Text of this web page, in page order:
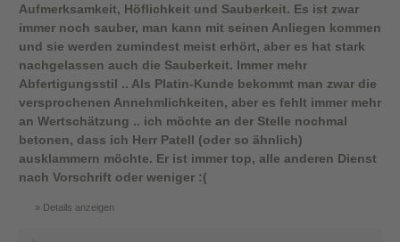
Aufmerksamkeit, Höflichkeit und Sauberkeit. Es ist zwar
immer noch sauber, man kann mit seinen Anliegen kommen
und sie werden zumindest meist erhört, aber es hat stark
nachgelassen auch die Sauberkeit. Immer mehr
Abfertigungsstil .. Als Platin-Kunde bekommt man zwar die
versprochenen Annehmlichkeiten, aber es fehlt immer mehr
an Wertschätzung .. ich möchte an der Stelle nochmal
betonen, dass ich Herr Patell (oder so ähnlich)
ausklammern möchte. Er ist immer top, alle anderen Dienst
nach Vorschrift oder weniger :(
Details anzeigen